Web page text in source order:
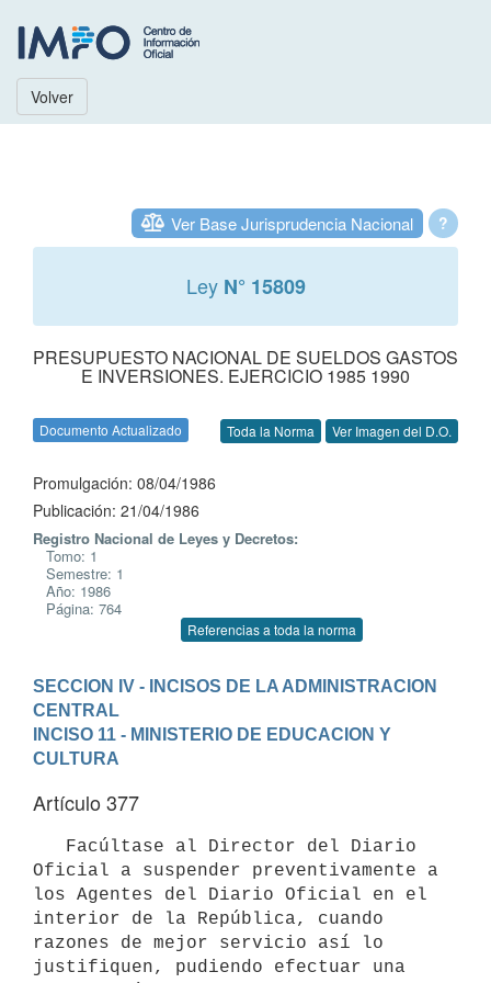
Volver
?
Ver Base Jurisprudencia Nacional
Ley N° 15809
PRESUPUESTO NACIONAL DE SUELDOS GASTOS
E INVERSIONES. EJERCICIO 1985 1990
Documento Actualizado Toda la Norma Ver Imagen del D.O.
Promulgación: 08/04/1986
Publicación: 21/04/1986
Registro Nacional de Leyes y Decretos:
Tomo: 1
Semestre: 1
Año: 1986
Página: 764
Referencias a toda la norma
SECCION IV - INCISOS DE LA ADMINISTRACION
CENTRAL
INCISO 11 - MINISTERIO DE EDUCACION Y
CULTURA
Artículo 377
Oficial a suspender preventivamente a
los Agentes del Diario Oficial en el
interior de la República, cuando
razones de mejor servicio así lo
justifiquen, pudiendo efectuar una